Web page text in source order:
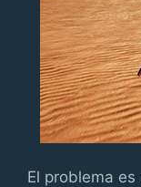
El problema